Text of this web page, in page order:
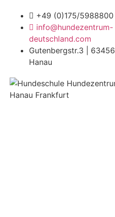
+49 (0)175/5988800
info@hundezentrum-
deutschland.com
Gutenbergstr.3 | 63456
Hanau